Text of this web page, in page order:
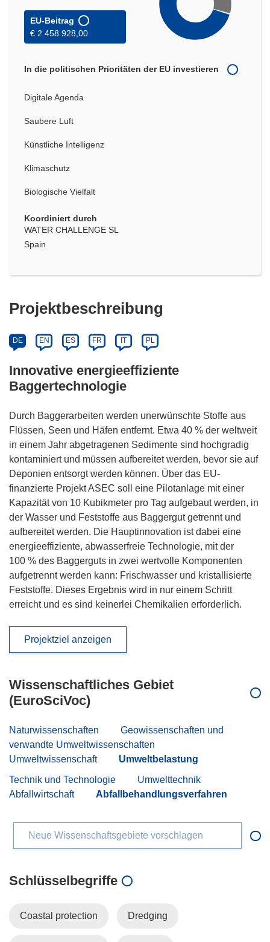
EU-Beitrag
€ 2 458 928,00
In die politischen Prioritäten der EU investieren
Digitale Agenda
Saubere Luft
Künstliche Intelligenz
Klimaschutz
Biologische Vielfalt
Koordiniert durch
WATER CHALLENGE SL
Spain
Projektbeschreibung
DE EN ES FR IT PL
Innovative energieeffiziente
Baggertechnologie
Durch Baggerarbeiten werden unerwünschte Stoffe aus
Flüssen, Seen und Häfen entfernt. Etwa 40 % der weltweit
in einem Jahr abgetragenen Sedimente sind hochgradig
kontaminiert und müssen aufbereitet werden, bevor sie auf
Deponien entsorgt werden können. Über das EU-
finanzierte Projekt ASEC soll eine Pilotanlage mit einer
Kapazität von 10 Kubikmeter pro Tag aufgebaut werden, in
der Wasser und Feststoffe aus Baggergut getrennt und
aufbereitet werden. Die Hauptinnovation ist dabei eine
energieeffiziente, abwasserfreie Technologie, mit der
100 % des Baggerguts in zwei wertvolle Komponenten
aufgetrennt werden kann: Frischwasser und kristallisierte
Feststoffe. Dieses Ergebnis wird in nur einem Schritt
erreicht und es sind keinerlei Chemikalien erforderlich.
Projektziel anzeigen
Wissenschaftliches Gebiet
(EuroSciVoc)
Naturwissenschaften
Geowissenschaften und
verwandte Umweltwissenschaften
Umweltwissenschaft
Umweltbelastung
Technik und Technologie
Umwelttechnik
Abfallwirtschaft
Abfallbehandlungsverfahren
Neue Wissenschaftsgebiete vorschlagen
Schlüsselbegriffe
Coastal protection Dredging